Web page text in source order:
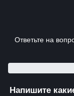
Ответьте на
Напишите